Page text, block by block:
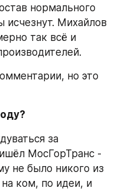
нормального
исчезнут. Михайлов
так всё и
но это
за
МосГорТранс -
не было никого из
ком, по идеи, и